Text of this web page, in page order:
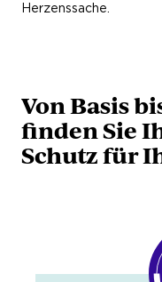
Herzenssache.
Von Basis
finden Sie
Schutz für